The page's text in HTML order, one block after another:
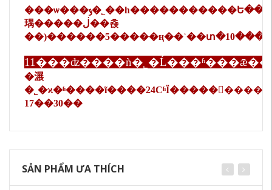
���ѡ���ݹ�˾��һ�����������Ե��������
㻦�����ڶ��쵽
�𣺹
17��30��
SẢN PHẨM ƯA THÍCH